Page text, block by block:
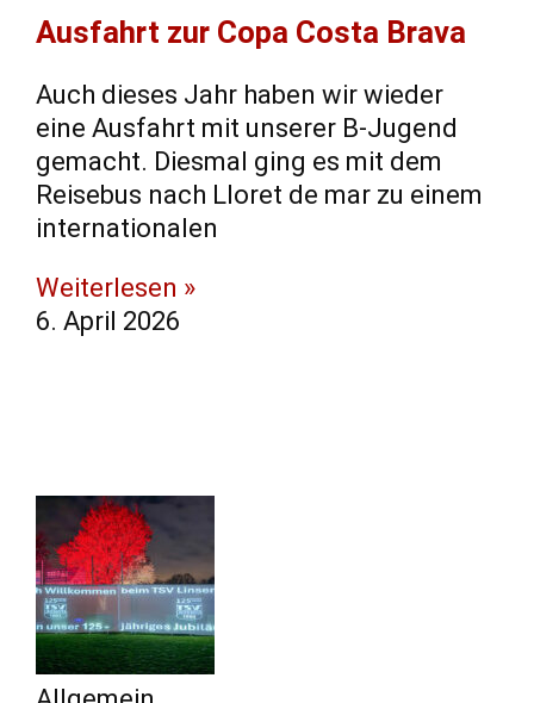
Ausfahrt zur Copa Costa Brava
Auch dieses Jahr haben wir wieder
eine Ausfahrt mit unserer B-Jugend
gemacht. Diesmal ging es mit dem
Reisebus nach Lloret de mar zu einem
internationalen
Weiterlesen »
6. April 2026